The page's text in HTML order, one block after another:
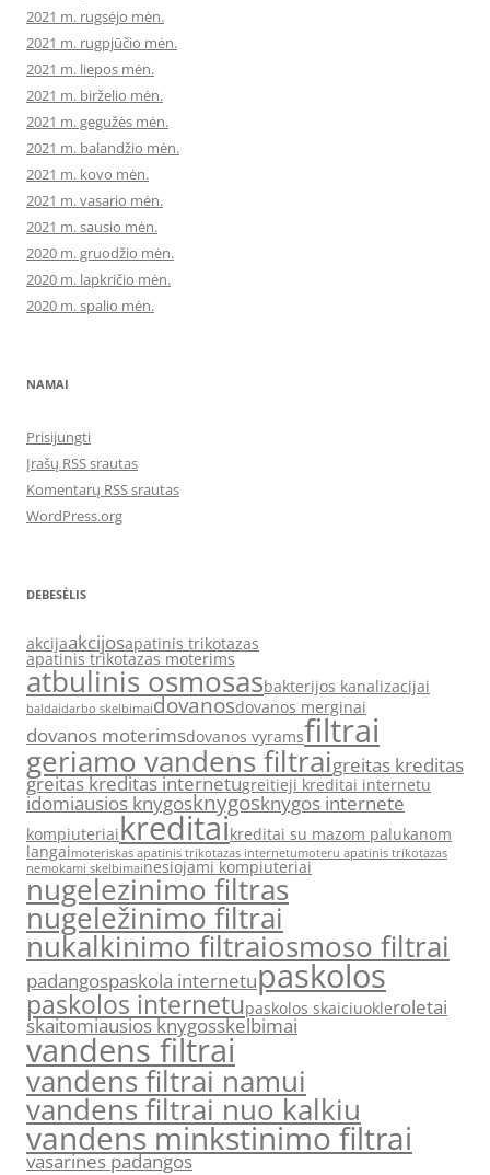
2021 m. rugsėjo mėn.
2021 m. rugpjūčio mėn.
2021 m. liepos mėn.
2021 m. birželio mėn.
2021 m. gegužės mėn.
2021 m. balandžio mėn.
2021 m. kovo mėn.
2021 m. vasario mėn.
2021 m. sausio mėn.
2020 m. gruodžio mėn.
2020 m. lapkričio mėn.
2020 m. spalio mėn.
NAMAI
Prisijungti
Įrašų RSS srautas
Komentarų RSS srautas
WordPress.org
DEBESĖLIS
akcijaakcijosapatinis trikotazas
apatinis trikotazas moterims
atbulinis osmosasbakterijos kanalizacijai
baldaidarbo skelbimaidovanosdovanos merginai
dovanos moterimsdovanos vyramsfiltrai
geriamo vandens filtraigreitas kreditas
greitas kreditas internetugreitieji kreditai internetu
idomiausios knygosknygosknygos internete
kompiuteriaikreditaikreditai su mazom palukanom
langaimoteriskas apatinis trikotazas internetumoteru apatinis trikotazas
nemokami skelbimainesiojami kompiuteriai
nugelezinimo filtras
nugeležinimo filtrai
nukalkinimo filtraiosmoso filtrai
padangospaskola internetupaskolos
paskolos internetupaskolos skaiciuokleroletai
skaitomiausios knygosskelbimai
vandens filtrai
vandens filtrai namui
vandens filtrai nuo kalkiu
vandens minkstinimo filtrai
vasarines padangos